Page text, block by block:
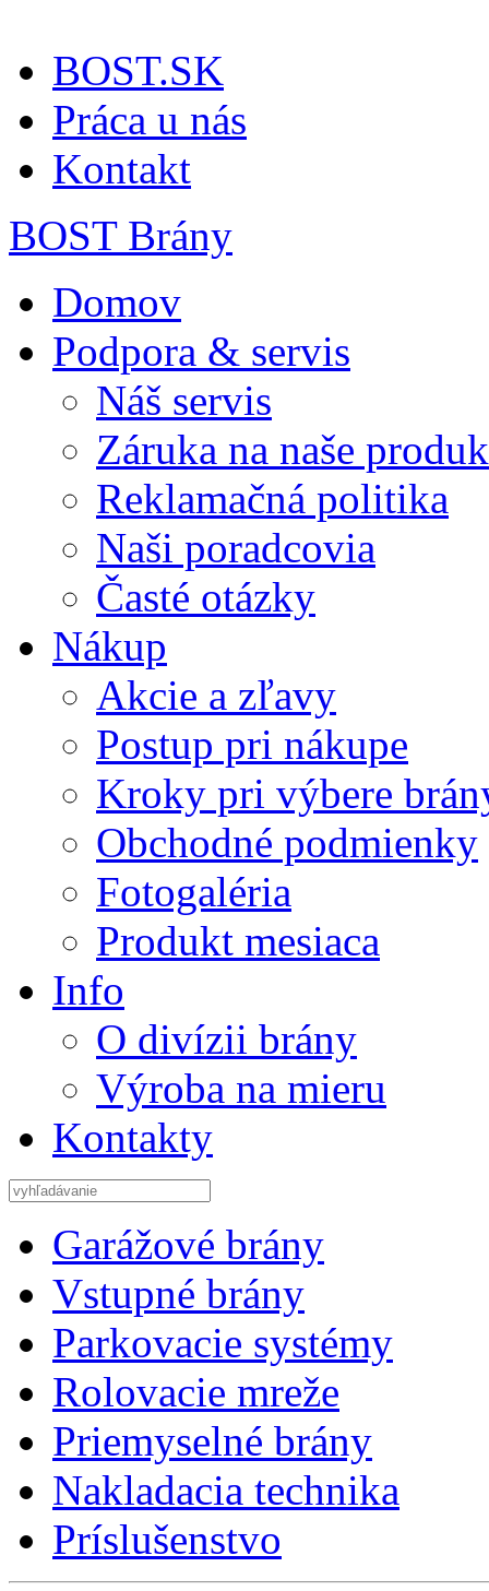
BOST.SK
Práca u nás
Kontakt
BOST Brány
Domov
Podpora & servis
Náš servis
Záruka na naše
Reklamačná politika
Naši poradcovia
Časté otázky
Nákup
Akcie a zľavy
Postup pri nákupe
Kroky pri výbere
Obchodné podmienky
Fotogaléria
Produkt mesiaca
Info
O divízii brány
Výroba na mieru
Kontakty
Garážové brány
Vstupné brány
Parkovacie systémy
Rolovacie mreže
Priemyselné brány
Nakladacia technika
Príslušenstvo